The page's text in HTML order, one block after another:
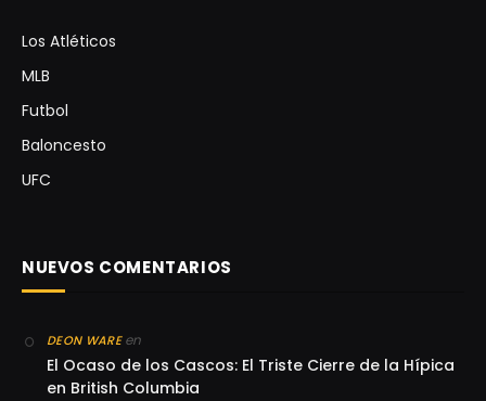
Los Atléticos
MLB
Futbol
Baloncesto
UFC
NUEVOS COMENTARIOS
DEON WAREen
El Ocaso de los Cascos: El Triste Cierre de la Hípica
en British Columbia